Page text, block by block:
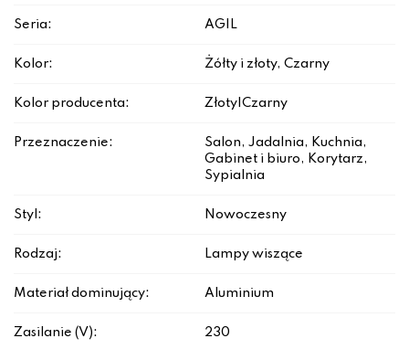
Seria: AGIL
Kolor: Żółty i złoty, Czarny
Kolor producenta: Złoty|Czarny
Przeznaczenie:
Salon, Jadalnia, Kuchnia,
Gabinet i biuro, Korytarz,
Sypialnia
Styl: Nowoczesny
Rodzaj: Lampy wiszące
Materiał dominujący: Aluminium
Zasilanie (V): 230